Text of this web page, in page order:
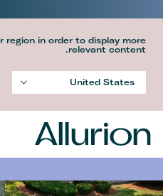
region in order to display more
relevant content.
United States